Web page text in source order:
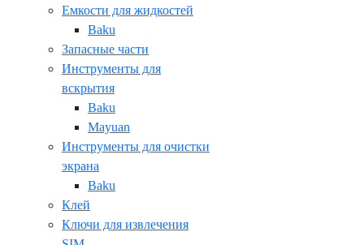
Емкости для жидкостей
Baku
Запасные части
Инструменты для
вскрытия
Baku
Mayuan
Инструменты для очистки
экрана
Baku
Клей
Ключи для извлечения